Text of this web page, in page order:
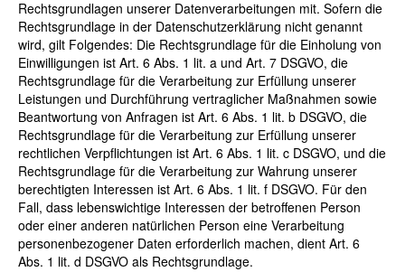
Rechtsgrundlagen unserer Datenverarbeitungen mit. Sofern die
Rechtsgrundlage in der Datenschutzerklärung nicht genannt
wird, gilt Folgendes: Die Rechtsgrundlage für die Einholung von
Einwilligungen ist Art. 6 Abs. 1 lit. a und Art. 7 DSGVO, die
Rechtsgrundlage für die Verarbeitung zur Erfüllung unserer
Leistungen und Durchführung vertraglicher Maßnahmen sowie
Beantwortung von Anfragen ist Art. 6 Abs. 1 lit. b DSGVO, die
Rechtsgrundlage für die Verarbeitung zur Erfüllung unserer
rechtlichen Verpflichtungen ist Art. 6 Abs. 1 lit. c DSGVO, und die
Rechtsgrundlage für die Verarbeitung zur Wahrung unserer
berechtigten Interessen ist Art. 6 Abs. 1 lit. f DSGVO. Für den
Fall, dass lebenswichtige Interessen der betroffenen Person
oder einer anderen natürlichen Person eine Verarbeitung
personenbezogener Daten erforderlich machen, dient Art. 6
Abs. 1 lit. d DSGVO als Rechtsgrundlage.